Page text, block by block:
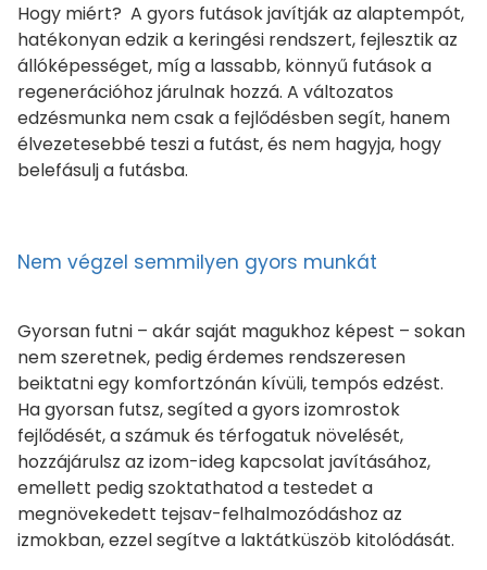
Hogy miért? A gyors futások javítják az alaptempót,
hatékonyan edzik a keringési rendszert, fejlesztik az
állóképességet, míg a lassabb, könnyű futások a
regenerációhoz járulnak hozzá. A változatos
edzésmunka nem csak a fejlődésben segít, hanem
élvezetesebbé teszi a futást, és nem hagyja, hogy
belefásulj a futásba.
Nem végzel semmilyen gyors munkát
Gyorsan futni – akár saját magukhoz képest – sokan
nem szeretnek, pedig érdemes rendszeresen
beiktatni egy komfortzónán kívüli, tempós edzést.
Ha gyorsan futsz, segíted a gyors izomrostok
fejlődését, a számuk és térfogatuk növelését,
hozzájárulsz az izom-ideg kapcsolat javításához,
emellett pedig szoktathatod a testedet a
megnövekedett tejsav-felhalmozódáshoz az
izmokban, ezzel segítve a laktátküszöb kitolódását.